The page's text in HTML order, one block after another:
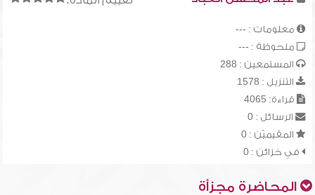
معلومات : ---
ملحوظة : ---
المستمعين : 288
التنزيل : 1578
قراءة: 4065
الرسائل : 0
المقيميّن : 0
في خزائن : 0
المحاضرة مجزأة